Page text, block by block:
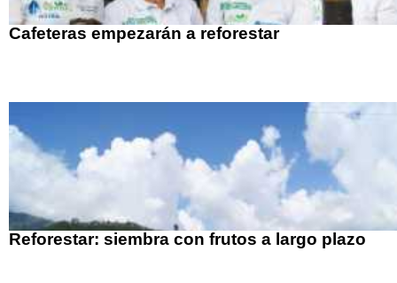
Cafeteras empezarán a reforestar
Reforestar: siembra con frutos a largo plazo